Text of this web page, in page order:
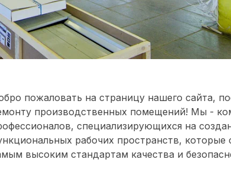
пожаловать на страницу нашего сайта,
производственных помещений! Мы -
специализирующихся на
рабочих пространств, которые
высоким стандартам качества и